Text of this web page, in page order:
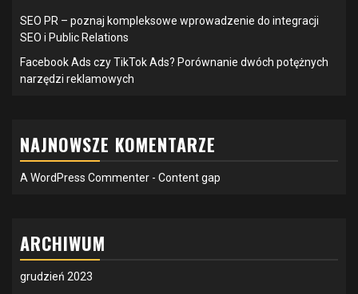
SEO PR – poznaj kompleksowe wprowadzenie do integracji
SEO i Public Relations
Facebook Ads czy TikTok Ads? Porównanie dwóch potężnych
narzędzi reklamowych
NAJNOWSZE KOMENTARZE
A WordPress Commenter - Content gap
ARCHIWUM
grudzień 2023